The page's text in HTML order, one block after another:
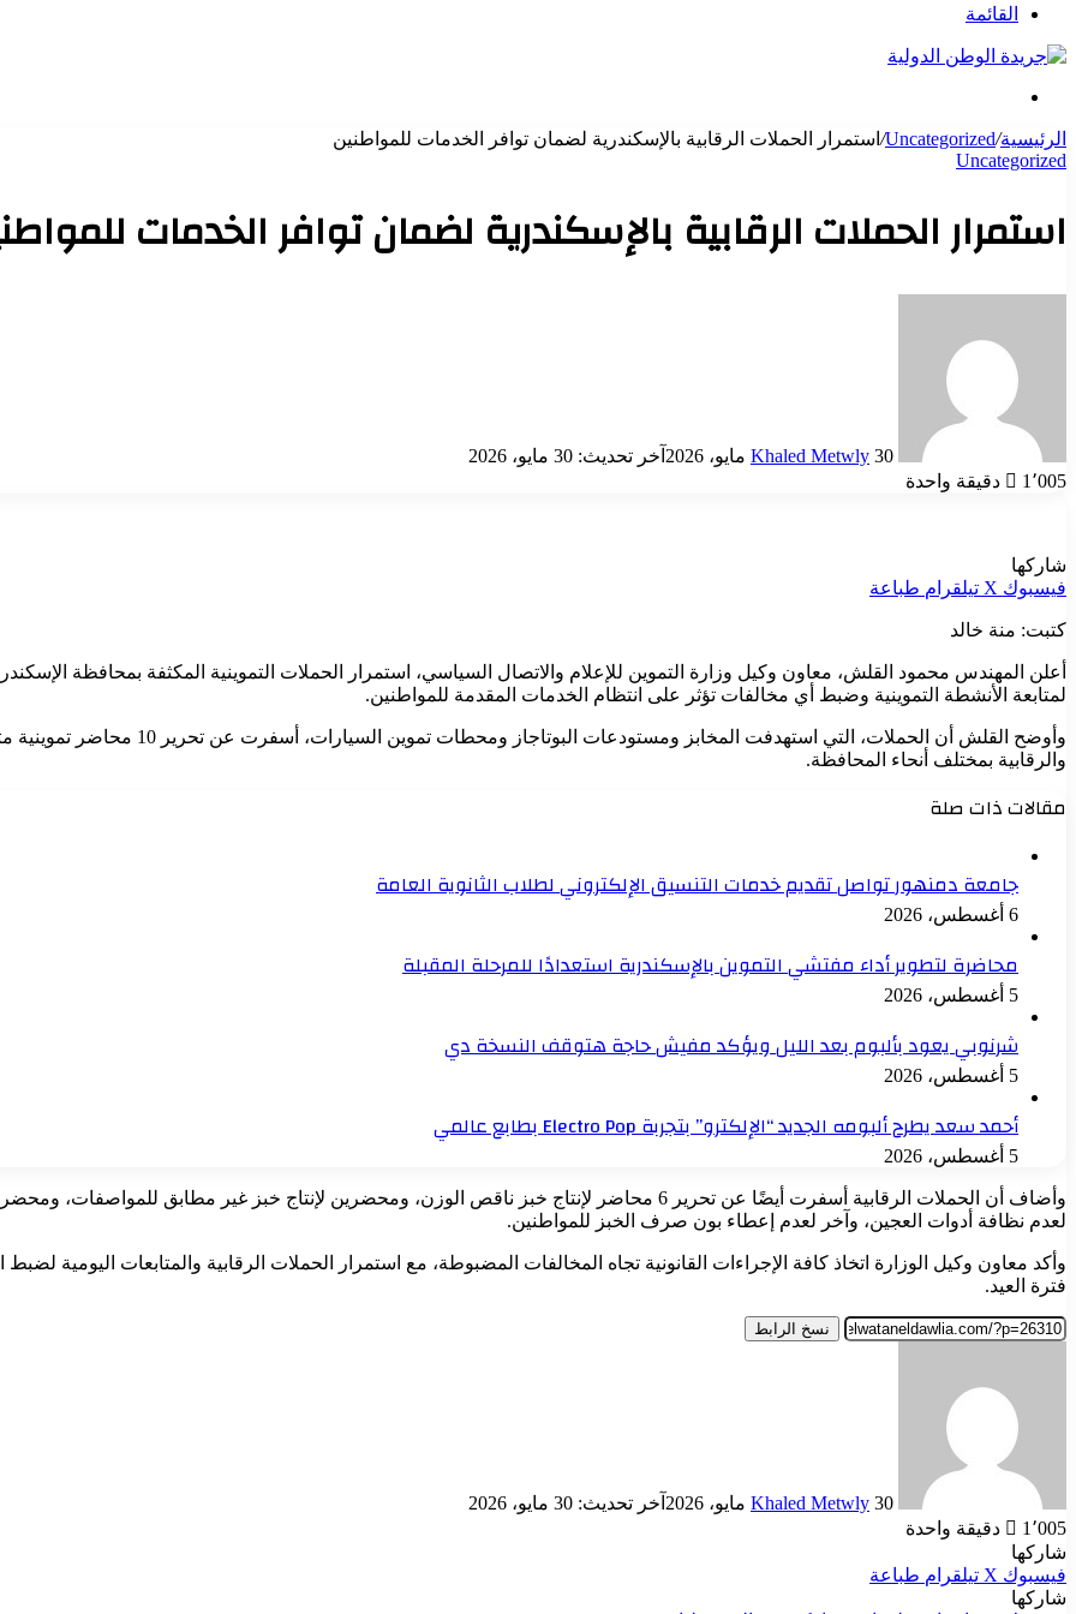
القائمة
الرئيسية/
Uncategorized
/ استمرار الحملات الرقابية بالإسكندرية لضمان توافر الخدمات للمواطنين
Uncategorized
استمرار الحملات الرقابية بالإسكندرية لضمان توافر الخدمات
Khaled Metwly 30 مايو، 2026
آخر تحديث: 30 مايو، 2026
1٬005
دقيقة واحدة
شاركها
فيسبوك ‫X تيلقرام طباعة
كتبت: منة خالد
أعلن المهندس محمود القلش، معاون وكيل وزارة التموين للإعلام والاتصال السياسي، استمرار الحملات التموينية المكثفة بمحافظة
لمتابعة الأنشطة التموينية وضبط أي مخالفات تؤثر على انتظام الخدمات المقدمة للمواطنين.
وأوضح القلش أن الحملات، التي استهدفت
والرقابية بمختلف أنحاء المحافظة.
مقالات ذات صلة
جامعة دمنهور تواصل تقديم خدمات التنسيق الإلكتروني لطلاب الثانوية العامة
6 أغسطس، 2026
محاضرة لتطوير أداء مفتشي التموين بالإسكندرية استعدادًا للمرحلة المقبلة
5 أغسطس، 2026
شرنوبي يعود بألبوم بعد الليل ويؤكد مفيش حاجة هتوقف النسخة دي
5 أغسطس، 2026
أحمد سعد يطرح ألبومه الجديد “الإلكترو” بتجربة Electro Pop بطابع عالمي
5 أغسطس، 2026
وأضاف أن الحملات الرقابية أسفرت أيضًا عن تحرير 6 محاضر لإنتاج خبز ناقص الوزن، ومحضرين لإنتاج خبز غير
لعدم نظافة أدوات العجين، وآخر لعدم إعطاء بون صرف الخبز للمواطنين.
وأكد معاون وكيل الوزارة اتخاذ كافة الإجراءات القانونية تجاه المخالفات المضبوطة، مع استمرار الحملات الرقابية والمتابعات اليومية
فترة العيد.
نسخ الرابط
Khaled Metwly 30 مايو، 2026
آخر تحديث: 30 مايو، 2026
1٬005
دقيقة واحدة
شاركها
فيسبوك ‫X تيلقرام طباعة
شاركها